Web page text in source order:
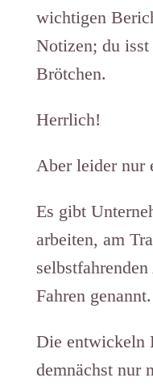
wichtigen
Notizen; du
Brötchen.
Herrlich!
Aber leider nur
Es gibt
arbeiten, am
Fahren genannt.
Die entwickeln
demnächst nur